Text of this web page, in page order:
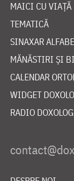
MAICI CU VIAȚĂ
TEMATICĂ
SINAXAR
MĂNĂSTIRI ȘI
CALENDAR
WIDGET
RADIO